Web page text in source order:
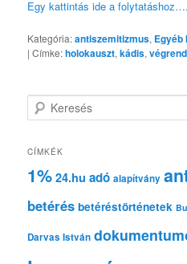
Egy kattintás ide a folytatáshoz….
Kategória:antiszemitizmus, Egyéb
|Címke:holokauszt,kádis,
e
e
é
CÍMKÉK
1% 24.hu adó alapítvány
betérés betéréstörténetek
Darvas István